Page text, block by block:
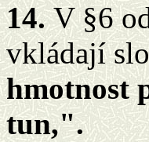
14.V §6
vkládají
hmotnost
tun,".